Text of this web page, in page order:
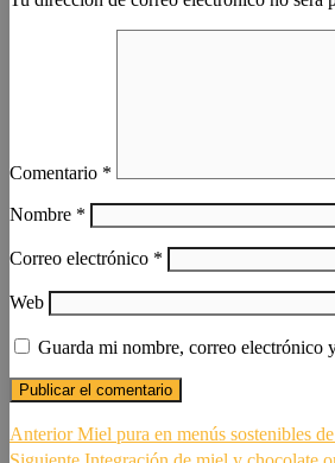
Comentario *
Nombre *
Correo electrónico *
Web
Guarda mi nombre, correo electrónico
Navegación
Anterior Entrada
anterior:
Miel pura en menús sostenibles
Siguiente